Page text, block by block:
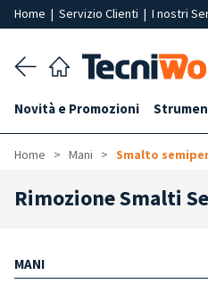
Home | Servizio Clienti | I nostri
Novità e Promozioni
Home Mani Smalto
Rimozione Smalti
MANI